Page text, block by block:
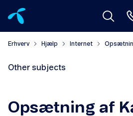
Erhverv Hjælp Internet
Other subjects
Opsætning af